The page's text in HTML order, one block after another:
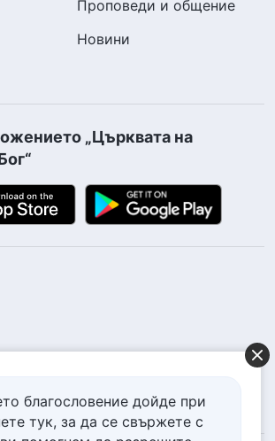
Проповеди и общение
Новини
„Църквата на
нас
благословение дойде при
тук, за да се свържете с